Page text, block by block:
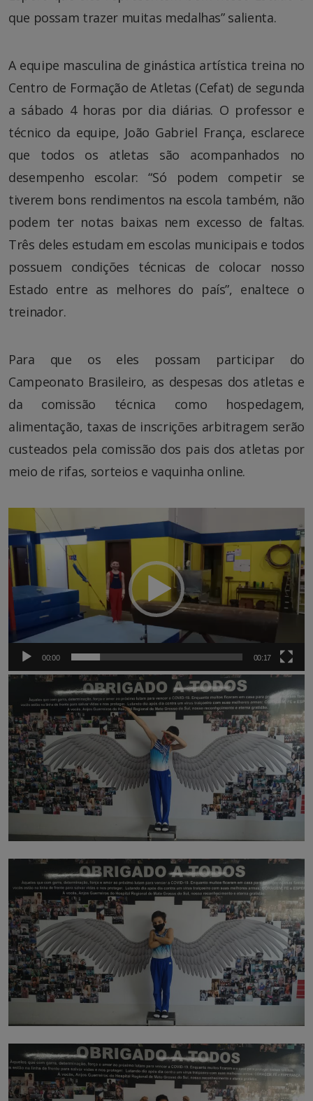
que possam trazer muitas medalhas” salienta.
A equipe masculina de ginástica artística treina no
Centro de Formação de Atletas (Cefat) de segunda
a sábado 4 horas por dia diárias. O professor e
técnico da equipe, João Gabriel França, esclarece
que todos os atletas são acompanhados no
desempenho escolar: “Só podem competir se
tiverem bons rendimentos na escola também, não
podem ter notas baixas nem excesso de faltas.
Três deles estudam em escolas municipais e todos
possuem condições técnicas de colocar nosso
Estado entre as melhores do país”, enaltece o
treinador.
Para que os eles possam participar do
Campeonato Brasileiro, as despesas dos atletas e
da comissão técnica como hospedagem,
alimentação, taxas de inscrições arbitragem serão
custeados pela comissão dos pais dos atletas por
meio de rifas, sorteios e vaquinha online.
Tocador
de
vídeo
00:00 00:17